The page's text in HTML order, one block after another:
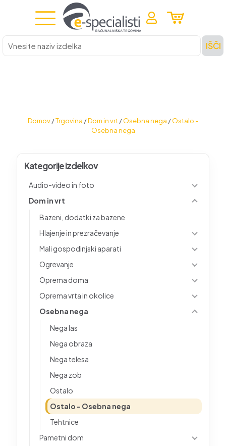
Vnesite
naziv
izdelka
IŠČI
Domov/Trgovina /Dom in vrt/Osebna nega /Ostalo -
Osebna nega
Kategorije izdelkov
Audio-video in foto
Dom in vrt
Bazeni, dodatki za bazene
Hlajenje in prezračevanje
Mali gospodinjski aparati
Ogrevanje
Oprema doma
Oprema vrta in okolice
Osebna nega
Nega las
Nega obraza
Nega telesa
Nega zob
Ostalo
Ostalo - Osebna nega
Tehtnice
Pametni dom